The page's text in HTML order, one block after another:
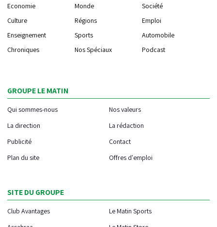
Economie
Monde
Société
Culture
Régions
Emploi
Enseignement
Sports
Automobile
Chroniques
Nos Spéciaux Podcast
GROUPE LE MATIN
Qui sommes-nous
Nos valeurs
La direction
La rédaction
Publicité
Contact
Plan du site
Offres d'emploi
SITE DU GROUPE
Club Avantages
Le Matin Sports